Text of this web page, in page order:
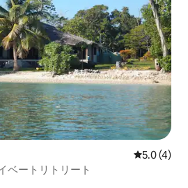
レビュー4
5.0 (4)
ベートリトリート